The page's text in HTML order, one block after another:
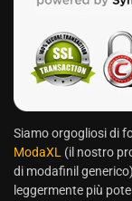
Siamo orgogliosi di
ModaXL (il nostro
di modafinil
leggermente più